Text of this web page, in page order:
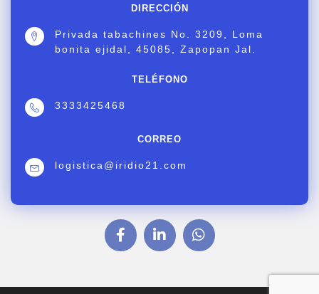
DIRECCIÓN
Privada tabachines No. 3209, Loma
bonita ejidal, 45085, Zapopan Jal.
TELÉFONO
3333425468
CORREO
logistica@iridio21.com